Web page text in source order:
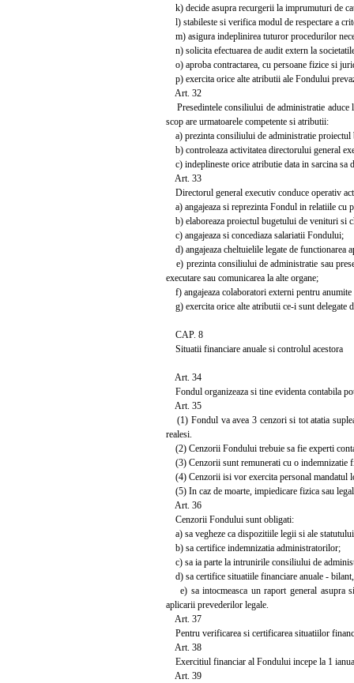
k) decide asupra recurgerii la imprumuturi de
l) stabileste si verifica modul de respectare a
m) asigura indeplinirea tuturor procedurilor
n) solicita efectuarea de audit extern la
o) aproba contractarea, cu persoane fizice si
p) exercita orice alte atributii ale Fondului
Art. 32
Presedintele consiliului de administratie aduce
scop are urmatoarele competente si atributii:
a) prezinta consiliului de administratie proiectul
b) controleaza activitatea directorului general
c) indeplineste orice atributie data in sarcina sa
Art. 33
Directorul general executiv conduce operativ
a) angajeaza si reprezinta Fondul in relatiile cu
b) elaboreaza proiectul bugetului de venituri si
c) angajeaza si concediaza salariatii Fondului;
d) angajeaza cheltuielile legate de functionarea
e) prezinta consiliului de administratie sau
executare sau comunicarea la alte organe;
f) angajeaza colaboratori externi pentru
g) exercita orice alte atributii ce-i sunt delegate
CAP. 8
Situatii financiare anuale si controlul acestora
Art. 34
Fondul organizeaza si tine evidenta contabila
Art. 35
(1) Fondul va avea 3 cenzori si tot atatia
realesi.
(2) Cenzorii Fondului trebuie sa fie experti
(3) Cenzorii sunt remunerati cu o indemnizatie
(4) Cenzorii isi vor exercita personal mandatul
(5) In caz de moarte, impiedicare fizica sau
Art. 36
Cenzorii Fondului sunt obligati:
a) sa vegheze ca dispozitiile legii si ale
b) sa certifice indemnizatia administratorilor;
c) sa ia parte la intrunirile consiliului de
d) sa certifice situatiile financiare anuale -
e) sa intocmeasca un raport general asupra
aplicarii prevederilor legale.
Art. 37
Pentru verificarea si certificarea situatiilor
Art. 38
Exercitiul financiar al Fondului incepe la 1
Art. 39